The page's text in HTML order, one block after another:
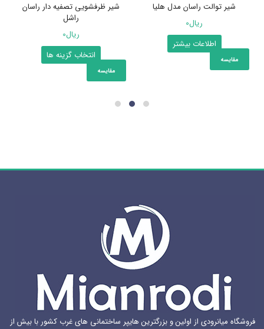
شیر توالت راسان مدل هلیا
ریال0
اطلاعات بیشتر
مقایسه
شیر ظرفشویی تصفیه دار راسان
راشل
ریال0
انتخاب گزینه ها
محصول
مقایسه
فروشگاه میانرودی از اولین و بزرگترین هایپر ساختمانی های غرب کشور با بیش از